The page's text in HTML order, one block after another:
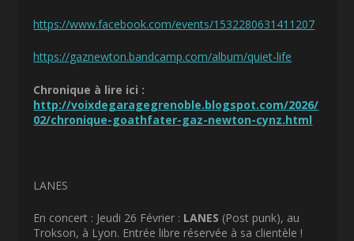
https://www.facebook.com/events/1532280631411207
https://gaznewton.bandcamp.com/album/quiet-life
Chronique à lire ici :
http://voixdegaragegrenoble.blogspot.com/2026/
02/chronique-goathfater-gaz-newton-cynz.html
LANES
En concert : Jeudi 26 Février : LANES (Post punk), au
Trokson, à Lyon. Entrée libre réservée à sa clientèle !